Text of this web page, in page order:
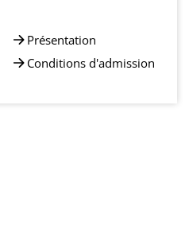
Présentation
Conditions d'admission